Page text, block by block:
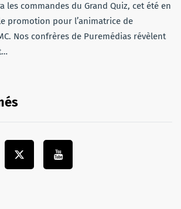
les commandes du Grand Quiz, cet été en
promotion pour l’animatrice de
Nos confrères de Puremédias révèlent